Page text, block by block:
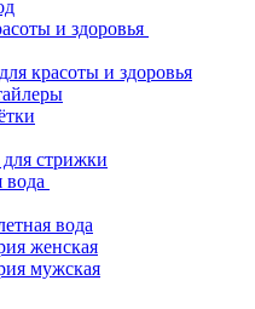
и здоровья
красоты и здоровья
стрижки
вода
вода
женская
мужская